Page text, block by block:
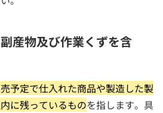
産物及び作業くずを含
予定で仕入れた商品や製造した製
に残っているものを指します。具